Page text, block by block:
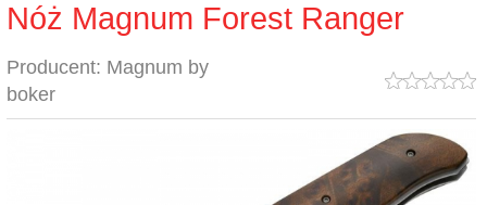
Nóż Magnum Forest Ranger
Producent: Magnum by
boker